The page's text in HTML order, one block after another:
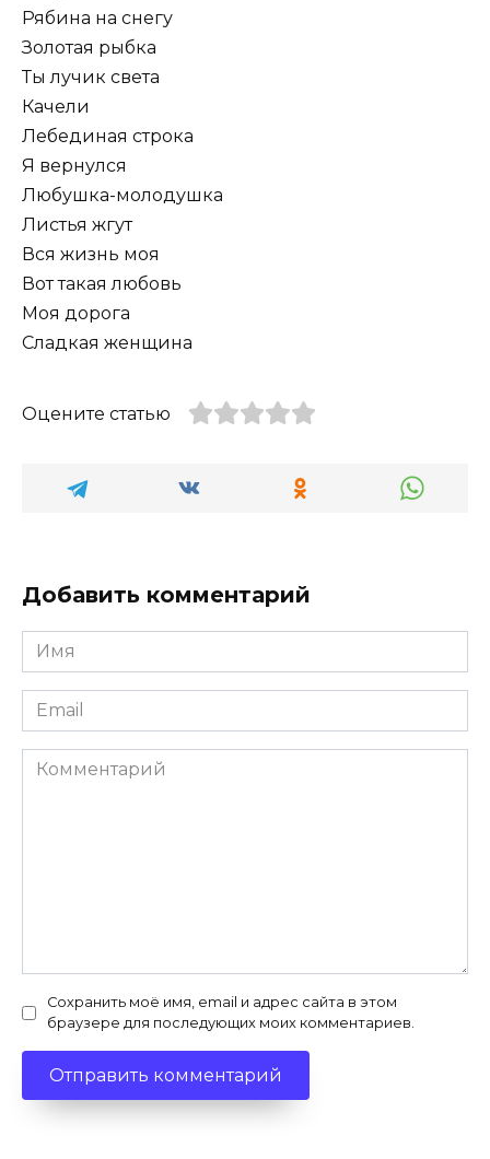
Рябина на снегу
Золотая рыбка
Ты лучик света
Качели
Лебединая строка
Я вернулся
Любушка-молодушка
Листья жгут
Вся жизнь моя
Вот такая любовь
Моя дорога
Сладкая женщина
Оцените статью
Добавить комментарий
Имя
*
Email
*
Комментарий
Сохранить моё имя, email и адрес сайта в этом
браузере для последующих моих комментариев.